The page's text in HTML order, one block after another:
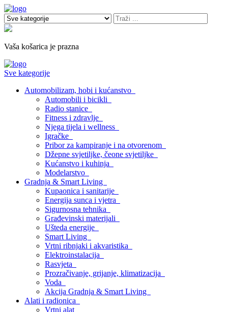
Vaša košarica je prazna
Sve kategorije
Automobilizam, hobi i kućanstvo
Automobili i bicikli
Radio stanice
Fitness i zdravlje
Njega tijela i wellness
Igračke
Pribor za kampiranje i na otvorenom
Džepne svjetiljke, čeone svjetiljke
Kućanstvo i kuhinja
Modelarstvo
Gradnja & Smart Living
Kupaonica i sanitarije
Energija sunca i vjetra
Sigurnosna tehnika
Građevinski materijali
Ušteda energije
Smart Living
Vrtni ribnjaki i akvaristika
Elektroinstalacija
Rasvjeta
Prozračivanje, grijanje, klimatizacija
Voda
Akcija Gradnja & Smart Living
Alati i radionica
Vrtni alat